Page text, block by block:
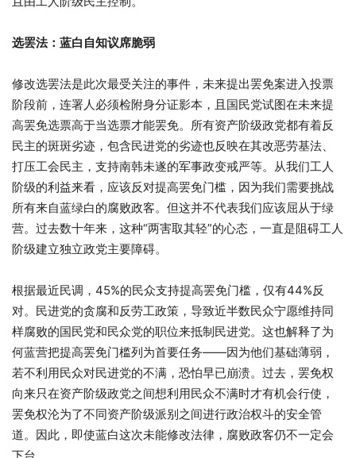
选罢法：蓝白自知议席脆弱
修改选罢法是此次最受关注的事件，未来提出罢免案进入投票
阶段前，连署人必须检附身分证影本，且国民党试图在未来提
高罢免选票高于当选票才能罢免。所有资产阶级政党都有着反
民主的斑斑劣迹，包含民进党的劣迹也反映在其改恶劳基法、
打压工会民主，支持南韩未遂的军事政变戒严等。从我们工人
阶级的利益来看，应该反对提高罢免门槛，因为我们需要挑战
所有来自蓝绿白的腐败政客。但这并不代表我们应该屈从于绿
营。过去数十年来，这种“两害取其轻”的心态，一直是阻碍工人
阶级建立独立政党主要障碍。
根据最近民调，45%的民众支持提高罢免门槛，仅有44%反
对。民进党的贪腐和反劳工政策，导致近半数民众宁愿维持同
样腐败的国民党和民众党的职位来抵制民进党。这也解释了为
何蓝营把提高罢免门槛列为首要任务——因为他们基础薄弱，
若不利用民众对民进党的不满，恐怕早已崩溃。过去，罢免权
向来只在资产阶级政党之间想利用民众不满时才有机会行使，
罢免权沦为了不同资产阶级派别之间进行政治权斗的安全管
道。因此，即使蓝白这次未能修改法律，腐败政客仍不一定会
下台。